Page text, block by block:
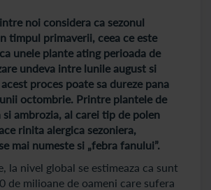
noi considera ca sezonul
timpul primaverii, ceea ce este
unele plante ating perioada de
undeva intre lunile august si
proces poate sa dureze pana
octombrie. Printre plantele de
si ambrozia, al carei tip de polen
rinita alergica sezoniera,
mai numeste si „febra fanului”.
la nivel global se estimeaza ca sunt
de milioane de oameni care sufera